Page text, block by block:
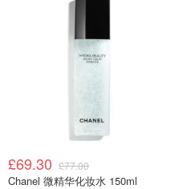
£69.30 £77.00
Chanel 微精华化妆水 150ml